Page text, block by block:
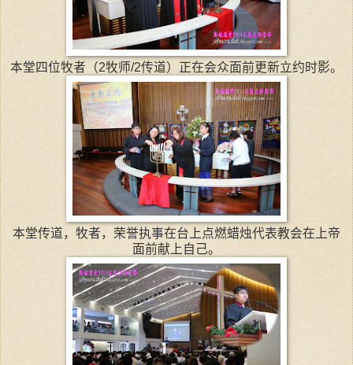
本堂四位牧者（2牧师/2传道）正在会众面前更新立约时影。
本堂传道，牧者，荣誉执事在台上点燃蜡烛代表教会在上帝
面前献上自己。